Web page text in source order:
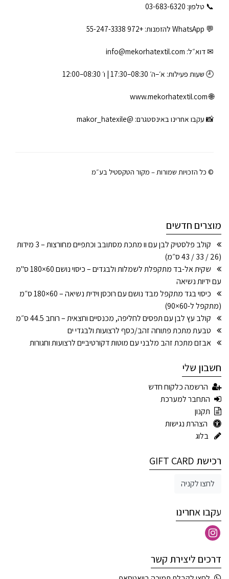
📞 טלפון: ‎03-683-6320
💬 WhatsApp להזמנות: +972 55-247-3338
✉ דוא״ל: info@mekorhatextil.com
🕘 שעות פעילות: א׳–ה׳ 08:30–17:30 | ו׳ 08:30–12:00
🌐
www.mekorhatextil.com
📸 עקבו אחרינו באינסטגרם: @makor_hatexile
© כל הזכויות שמורות – מקור הטקסטיל בע״מ
מוצרים חדשים
קולב פלסטיק לבן עם וו מתכת מסתובב וכתפיים מחורצות – 3 מידות
(26 / 33 / 43 ס״מ)
שקית אל-בד מתקפלת לשמלות ולבגדים – כיסוי נושם 60×180 ס"מ
עם ידיות נשיאה
כיסוי בגד מתקפל מבד נושם עם רוכסן וידית נשיאה – 60×180 ס״מ
(מתקפל ל-60×90)
קולב עץ לבן עם תפסים לחליפה, מכנסיים וחצאית – רוחב 44.5 ס״מ
טבעת מתכת פתוחה זהב/כסף לרצועות ולבגדי ים
אבזם מתכת זהב מלבני עם מוטות דקורטיביים לרצועות וחגורות
חשבון שלי
הרשמה כלקוח חדש
התחבר למערכת
תקנון
הצהרת נגישות
בלוג
רכישת GIFT CARD
לחצו לקניה
עקבו אחרינו
דרכים ליצירת קשר